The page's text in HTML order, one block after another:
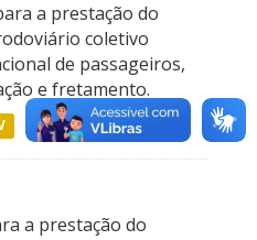
a prestação do
coletivo
de passageiros,
e fretamento.
a prestação do